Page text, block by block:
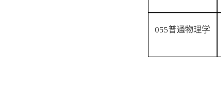
055普通物理学